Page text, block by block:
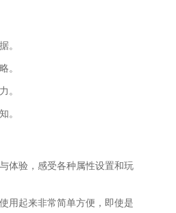
。
。
。
。
体验，感受各种属性设置和玩
用起来非常简单方便，即使是